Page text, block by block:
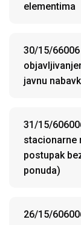
elementima
30/15/
javnu
31/15/
stacionarne
postupak
ponuda)
26/15/